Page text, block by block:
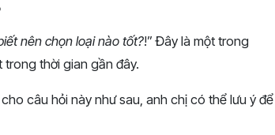
nên chọn loại nào tốt?!” Đây là một trong
thời gian gần đây.
câu hỏi này như sau, anh chị có thể lưu ý để